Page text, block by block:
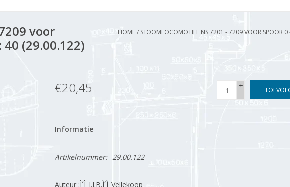
voor
(29.00.122)
HOME/ STOOMLOCOMOTIEF NS 7201 - 7209 VOOR SPOOR
€20,45
+
-
Informatie
Artikelnummer: 29.00.122
Auteur :Ì´Ì_J.J.B.Ì´Ì_Vellekoop